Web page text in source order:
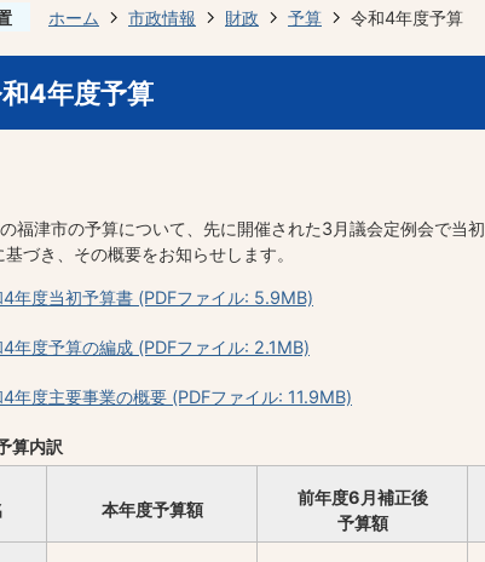
ホーム 市政情報 財政 予算 令和4年度予算
4年度予算
福津市の予算について、先に開催された3月議会定例会で当
づき、その概要をお知らせします。
4年度当初予算書 (PDFファイル: 5.9MB)
年度予算の編成 (PDFファイル: 2.1MB)
年度主要事業の概要 (PDFファイル: 11.9MB)
算内訳
本年度予算額
前年度6月補正後
予算額